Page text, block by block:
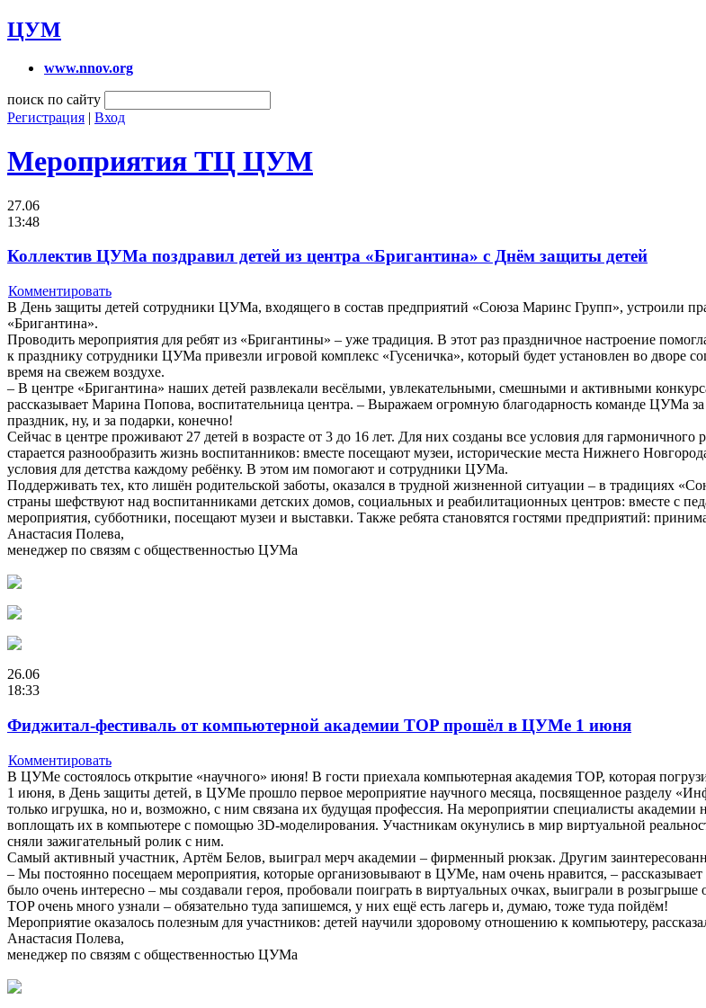
ЦУМ
www.nnov.org
поиск по сайту
Регистрация | Вход
Мероприятия ТЦ ЦУМ
27.06
13:48
Коллектив ЦУМа поздравил детей из центра «Бригантина» с Днём защиты детей
Комментировать
В День защиты детей сотрудники ЦУМа, входящего в состав предприятий «Союза Маринс Групп», устроили
«Бригантина».
Проводить мероприятия для ребят из «Бригантины» – уже традиция. В этот раз праздничное настроение
к празднику сотрудники ЦУМа привезли игровой комплекс «Гусеничка», который будет установлен во дворе
время на свежем воздухе.
– В центре «Бригантина» наших детей развлекали весёлыми, увлекательными, смешными и активными
рассказывает Марина Попова, воспитательница центра. – Выражаем огромную благодарность команде ЦУМа
праздник, ну, и за подарки, конечно!
Сейчас в центре проживают 27 детей в возрасте от 3 до 16 лет. Для них созданы все условия для
старается разнообразить жизнь воспитанников: вместе посещают музеи, исторические места Нижнего
условия для детства каждому ребёнку. В этом им помогают и сотрудники ЦУМа.
Поддерживать тех, кто лишён родительской заботы, оказался в трудной жизненной ситуации – в традициях
страны шефствуют над воспитанниками детских домов, социальных и реабилитационных центров: вместе с
мероприятия, субботники, посещают музеи и выставки. Также ребята становятся гостями предприятий:
Анастасия Полева,
менеджер по связям с общественностью ЦУМа
26.06
18:33
Фиджитал-фестиваль от компьютерной академии TOP прошёл в ЦУМе 1 июня
Комментировать
В ЦУМе состоялось открытие «научного» июня! В гости приехала компьютерная академия TOP, которая
1 июня, в День защиты детей, в ЦУМе прошло первое мероприятие научного месяца, посвященное разделу
только игрушка, но и, возможно, с ним связана их будущая профессия. На мероприятии специалисты академии
воплощать их в компьютере с помощью 3D-моделирования. Участникам окунулись в мир виртуальной
сняли зажигательный ролик с ним.
Самый активный участник, Артём Белов, выиграл мерч академии – фирменный рюкзак. Другим
– Мы постоянно посещаем мероприятия, которые организовывают в ЦУМе, нам очень нравится, –
было очень интересно – мы создавали героя, пробовали поиграть в виртуальных очках, выиграли в
TOP очень много узнали – обязательно туда запишемся, у них ещё есть лагерь и, думаю, тоже туда пойдём!
Мероприятие оказалось полезным для участников: детей научили здоровому отношению к компьютеру,
Анастасия Полева,
менеджер по связям с общественностью ЦУМа